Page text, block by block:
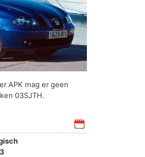
APK mag er geen
03SJTH.